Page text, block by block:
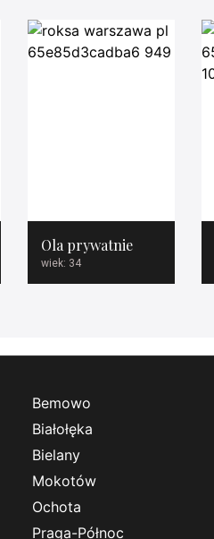
Ola prywatnie
wiek: 34
Bemowo
Białołęka
Bielany
Mokotów
Ochota
Praga-Północ